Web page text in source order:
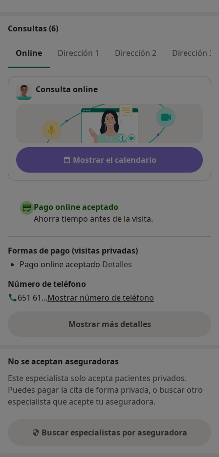
Consultas (6)
Online Dirección 1 Dirección 2 Dirección 3
Consulta online
Disponibilidad
Mostrar el calendario
Pago online aceptado
Ahorra tiempo antes de la visita.
Formas de pago (visitas privadas)
Pago online aceptado Detalles
Número de teléfono
651 61...Mostrar número de teléfono
Mostrar más detalles
sobre la dirección
No se aceptan aseguradoras
Este especialista solo acepta pacientes privados.
Puedes pagar la cita de forma privada, o buscar otro
especialista que acepte tu aseguradora.
Buscar especialistas por aseguradora